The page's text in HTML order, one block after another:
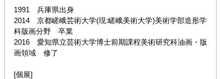
1991　兵庫県出身
2014　京都嵯峨芸術大学(現:嵯峨美術大学)美術学部造形学
科版画分野　卒業
2016　愛知県立芸術大学博士前期課程美術研究科油画・版
画領域　修了
[個展]